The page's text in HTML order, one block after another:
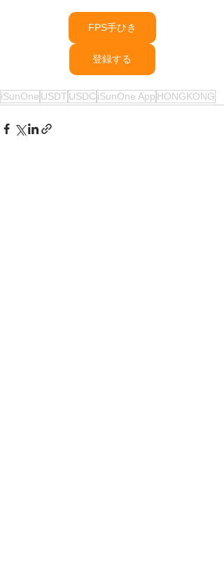
FPS手ひき
登録する
iSunOne USDT USDC iSunOne App HONGKONG